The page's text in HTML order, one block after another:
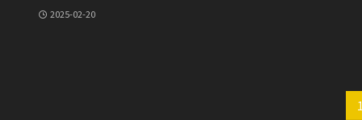
2025-02-20
1